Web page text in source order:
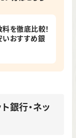
を徹底比較！
おすすめ銀
銀行・ネッ